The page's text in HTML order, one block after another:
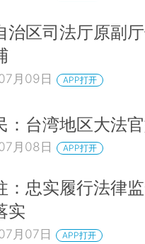
治区司法厅原副
月09日 APP打开
：台湾地区大法
月08日 APP打开
：忠实履行法律
实
月07日 APP打开